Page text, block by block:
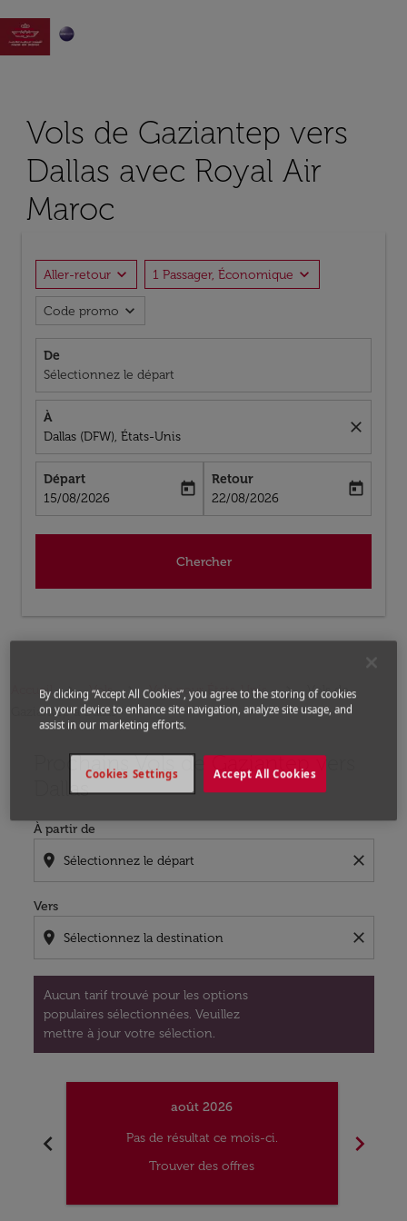

Vols de Gaziantep vers
Dallas avec Royal Air
Maroc
Aller-retour expand_more 1 Passager, Économique expand_more
Code promo expand_more
De
Sélectionnez le départ
À
Dallas (DFW), États-Unis
close
Départ
fc-booking-departure-date-aria-label
15/08/2026
today
Retour
fc-booking-return-date-aria-label
22/08/2026
today
Chercher
Accueil Vols Vols pour États-Unis
Vols de
Gaziantep a Dallas
Prochains Vols de Gaziantep vers
Dallas
À partir de
location_on close
Vers
location_on close
Aucun tarif trouvé pour les options
populaires sélectionnées. Veuillez
mettre à jour votre sélection.
Aucun tarif trouvé pour les options populaires
chevron_left
août 2026
Pas de résultat ce mois-ci.
Trouver des offres
chevron_right
By clicking “Accept All Cookies”, you agree to the storing of cookies
on your device to enhance site navigation, analyze site usage, and
assist in our marketing efforts.
Accept All Cookies
Cookies Settings